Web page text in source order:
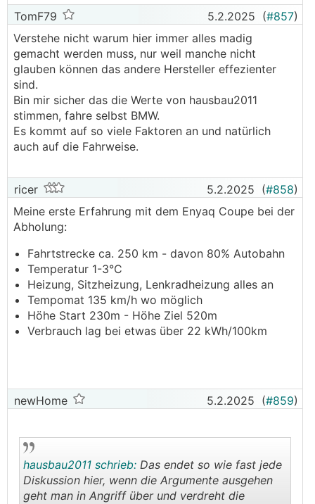
TomF79 5.2.2025 (#857)
Verstehe nicht warum hier immer alles madig
gemacht werden muss, nur weil manche nicht
glauben können das andere Hersteller effezienter
sind.
Bin mir sicher das die Werte von hausbau2011
stimmen, fahre selbst BMW.
Es kommt auf so viele Faktoren an und natürlich
auch auf die Fahrweise.
ricer 5.2.2025 (#858)
Meine erste Erfahrung mit dem Enyaq Coupe bei der
Abholung:
Fahrtstrecke ca. 250 km - davon 80% Autobahn
Temperatur 1-3°C
Heizung, Sitzheizung, Lenkradheizung alles an
Tempomat 135 km/h wo möglich
Höhe Start 230m - Höhe Ziel 520m
Verbrauch lag bei etwas über 22 kWh/100km
newHome 5.2.2025 (#859)
hausbau2011 schrieb: Das endet so wie fast jede
Diskussion hier, wenn die Argumente ausgehen
geht man in Angriff über und verdreht die